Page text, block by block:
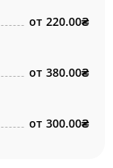
от 220.00₴
от 380.00₴
от 300.00₴